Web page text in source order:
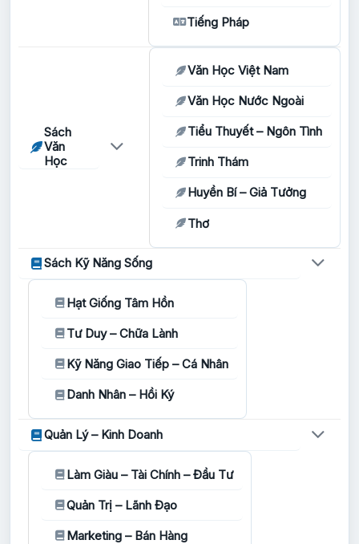
Tiếng Pháp
Sách
Văn
Học
Văn Học Việt Nam
Văn Học Nước Ngoài
Tiểu Thuyết – Ngôn Tình
Trinh Thám
Huyền Bí – Giả Tưởng
Thơ
Sách Kỹ Năng Sống
Hạt Giống Tâm Hồn
Tư Duy – Chữa Lành
Kỹ Năng Giao Tiếp – Cá Nhân
Danh Nhân – Hồi Ký
Quản Lý – Kinh Doanh
Làm Giàu – Tài Chính – Đầu Tư
Quản Trị – Lãnh Đạo
Marketing – Bán Hàng